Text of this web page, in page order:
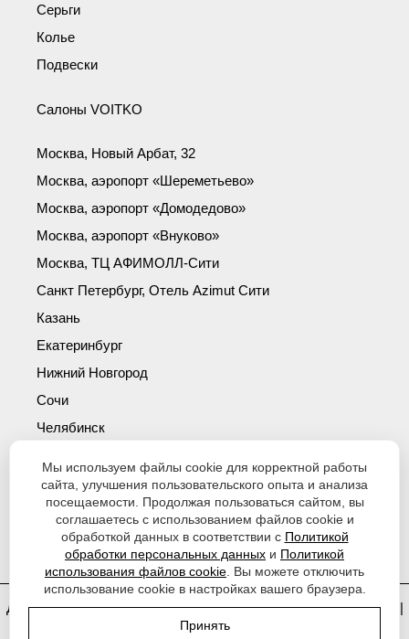
Серьги
Колье
Подвески
Салоны VOITKO
Москва, Новый Арбат, 32
Москва, аэропорт «Шереметьево»
Москва, аэропорт «Домодедово»
Москва, аэропорт «Внуково»
Москва, ТЦ АФИМОЛЛ-Сити
Санкт Петербург, Отель Azimut Сити
Казань
Екатеринбург
Нижний Новгород
Сочи
Челябинск
Новосибирск
Уфа
Красноярск
Договор оферты|Политика обработки персональных данных
|
Согласие на обработку персональных данных
Мы используем файлы cookie для корректной работы
сайта, улучшения пользовательского опыта и анализа
посещаемости. Продолжая пользоваться сайтом, вы
соглашаетесь с использованием файлов cookie и
обработкой данных в соответствии с Политикой
обработки персональных данных и Политикой
использования файлов cookie . Вы можете отключить
использование cookie в настройках вашего браузера.
Принять